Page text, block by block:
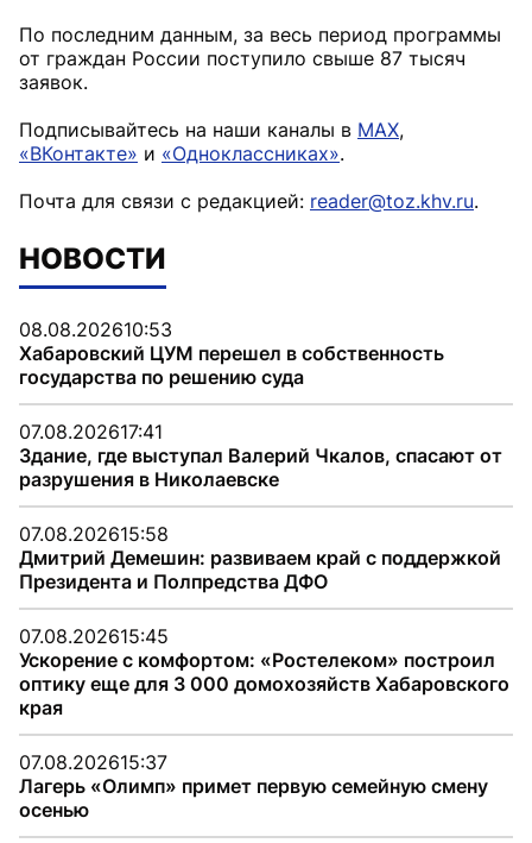
По последним данным, за весь период программы
от граждан России поступило свыше 87 тысяч
заявок.
Подписывайтесь на наши каналы в MAX,
«ВКонтакте» и «Одноклассниках».
Почта для связи с редакцией: reader@toz.khv.ru.
НОВОСТИ
08.08.202610:53
Хабаровский ЦУМ перешел в собственность
государства по решению суда
07.08.202617:41
Здание, где выступал Валерий Чкалов, спасают от
разрушения в Николаевске
07.08.202615:58
Дмитрий Демешин: развиваем край с поддержкой
Президента и Полпредства ДФО
07.08.202615:45
Ускорение с комфортом: «Ростелеком» построил
оптику еще для 3 000 домохозяйств Хабаровского
края
07.08.202615:37
Лагерь «Олимп» примет первую семейную смену
осенью